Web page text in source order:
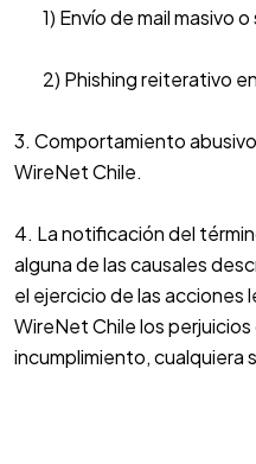
1) Envío de mail masivo o
2) Phishing reiterativo
3. Comportamiento
WireNet Chile.
4. La notificación del
alguna de las causales
el ejercicio de las acciones
WireNet Chile los
incumplimiento, cualquiera